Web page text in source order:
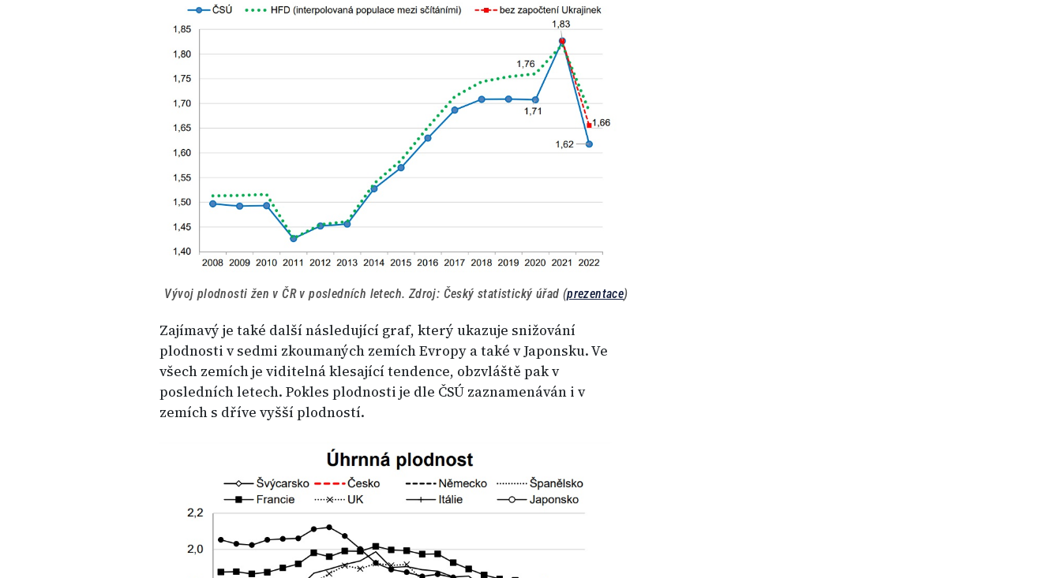
Vývoj plodnosti žen v ČR v posledních letech. Zdroj: Český statistický úřad (prezentace)
Zajímavý je také další následující graf, který ukazuje snižování
plodnosti v sedmi zkoumaných zemích Evropy a také v Japonsku. Ve
všech zemích je viditelná klesající tendence, obzvláště pak v
posledních letech. Pokles plodnosti je dle ČSÚ zaznamenáván i v
zemích s dříve vyšší plodností.